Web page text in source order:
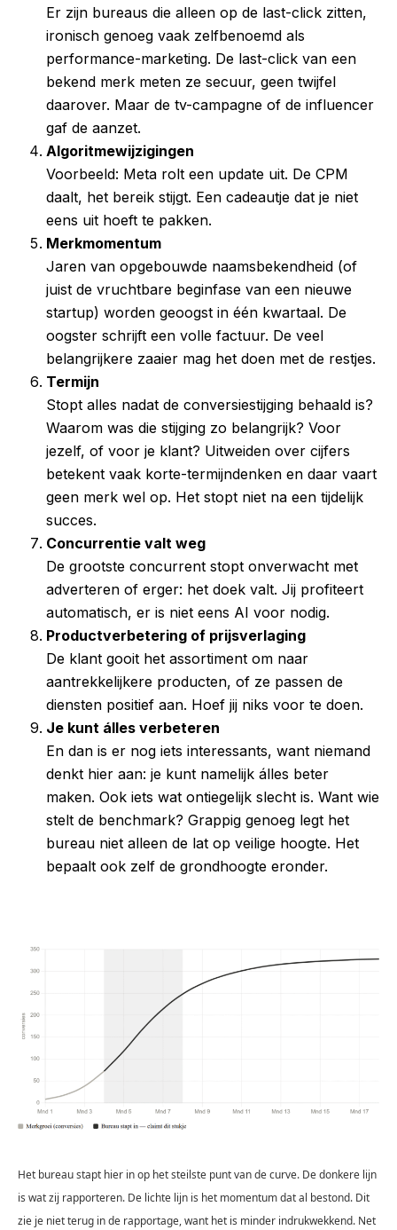
Er zijn bureaus die alleen op de last-click zitten,
ironisch genoeg vaak zelfbenoemd als
performance-marketing. De last-click van een
bekend merk meten ze secuur, geen twijfel
daarover. Maar de tv-campagne of de influencer
gaf de aanzet.
Algoritmewijzigingen
Voorbeeld: Meta rolt een update uit. De CPM
daalt, het bereik stijgt. Een cadeautje dat je niet
eens uit hoeft te pakken.
Merkmomentum
Jaren van opgebouwde naamsbekendheid (of
juist de vruchtbare beginfase van een nieuwe
startup) worden geoogst in één kwartaal. De
oogster schrijft een volle factuur. De veel
belangrijkere zaaier mag het doen met de restjes.
Termijn
Stopt alles nadat de conversiestijging behaald is?
Waarom was die stijging zo belangrijk? Voor
jezelf, of voor je klant? Uitweiden over cijfers
betekent vaak korte-termijndenken en daar vaart
geen merk wel op. Het stopt niet na een tijdelijk
succes.
Concurrentie valt weg
De grootste concurrent stopt onverwacht met
adverteren of erger: het doek valt. Jij profiteert
automatisch, er is niet eens AI voor nodig.
Productverbetering of prijsverlaging
De klant gooit het assortiment om naar
aantrekkelijkere producten, of ze passen de
diensten positief aan. Hoef jij niks voor te doen.
Je kunt álles verbeteren
En dan is er nog iets interessants, want niemand
denkt hier aan: je kunt namelijk álles beter
maken. Ook iets wat ontiegelijk slecht is. Want wie
stelt de benchmark? Grappig genoeg legt het
bureau niet alleen de lat op veilige hoogte. Het
bepaalt ook zelf de grondhoogte eronder.
Het bureau stapt hier in op het steilste punt van de curve. De donkere lijn
is wat zij rapporteren. De lichte lijn is het momentum dat al bestond. Dit
zie je niet terug in de rapportage, want het is minder indrukwekkend. Net